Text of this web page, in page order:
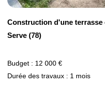
Construction d'une terrasse
Serve (78)
Budget : 12 000 €
Durée des travaux : 1 mois